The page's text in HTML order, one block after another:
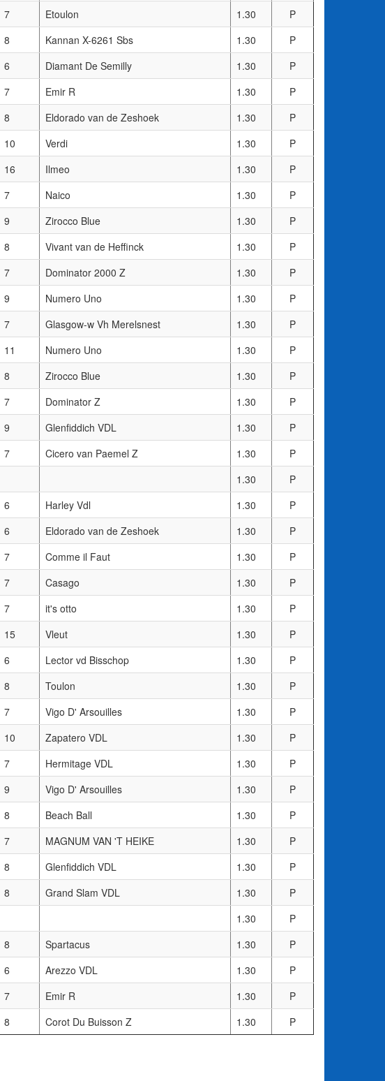
7 Etoulon 1.30
P
8 Kannan X-6261 Sbs 1.30
P
6 Diamant De Semilly 1.30
P
7 Emir R 1.30
P
8 Eldorado van de Zeshoek 1.30
P
10 Verdi 1.30
P
16 Ilmeo 1.30
P
7 Naico 1.30
P
9 Zirocco Blue 1.30
P
8 Vivant van de Heffinck 1.30
P
7 Dominator 2000 Z 1.30
P
9 Numero Uno 1.30
P
7 Glasgow-w Vh Merelsnest 1.30
P
11 Numero Uno 1.30
P
8 Zirocco Blue 1.30
P
7 Dominator Z 1.30
P
9 Glenfiddich VDL 1.30
P
7 Cicero van Paemel Z 1.30
P
1.30
P
6 Harley Vdl 1.30
P
6 Eldorado van de Zeshoek 1.30
P
7 Comme il Faut 1.30
P
7 Casago 1.30
P
7 it's otto 1.30
P
15 Vleut 1.30
P
6 Lector vd Bisschop 1.30
P
8 Toulon 1.30
P
7 Vigo D' Arsouilles 1.30
P
10 Zapatero VDL 1.30
P
7 Hermitage VDL 1.30
P
9 Vigo D' Arsouilles 1.30
P
8 Beach Ball 1.30
P
7 MAGNUM VAN 'T HEIKE 1.30
P
8 Glenfiddich VDL 1.30
P
8 Grand Slam VDL 1.30
P
1.30
P
8 Spartacus 1.30
P
6 Arezzo VDL 1.30
P
7 Emir R 1.30
P
8 Corot Du Buisson Z 1.30 P